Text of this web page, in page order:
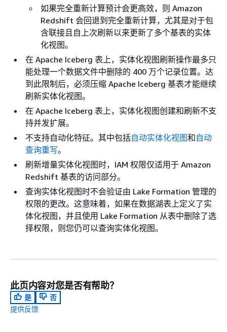
如果完全重新计算预计会更高效，则 Amazon
Redshift 会回退到完全重新计算，尤其是对于包
含联接且自上次刷新以来更新了多个基表的实体
化视图。
在 Apache Iceberg 表上，实体化视图刷新操作最多只
能处理一个数据文件中删除的 400 万个记录位置。达
到此限制后，必须压缩 Apache Iceberg 基表才能继续
刷新实体化视图。
在 Apache Iceberg 表上，实体化视图创建和刷新不支
持并发扩展。
不支持自动化特征。其中包括自动实体化视图和自动
查询重写。
刷新增量实体化视图时，IAM 权限仅适用于 Amazon
Redshift 基表的访问部分。
查询实体化视图时不会验证由 Lake Formation 管理的
权限的更改。这意味着，如果在数据湖表上定义了实
体化视图，并且使用 Lake Formation 从表中删除了选
择权限，则您仍可以查询实体化视图。
此页内容对您是否有帮助？
是
否
提供反馈